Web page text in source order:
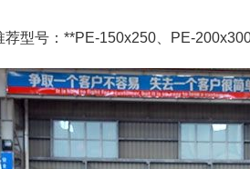
型号：**PE-150x250、PE-